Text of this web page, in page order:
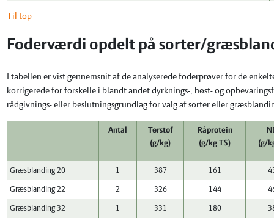
Til top
Foderværdi opdelt på sorter/
I tabellen er vist gennemsnit af de analyserede foderprøver for de
korrigerede for forskelle i blandt andet dyrknings-, høst- og
rådgivnings- eller beslutningsgrundlag for valg af sorter eller
Antal
Tørstof
(g/kg)
Råprotein
(g/kg TS)
(g/
Græsblanding 20 1 387 161
Græsblanding 22 2 326 144
Græsblanding 32 1 331 180